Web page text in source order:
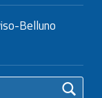
Belluno